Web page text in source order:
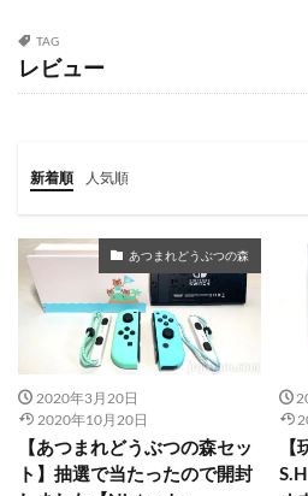
TAG
レビュー
新着順 人気順
あつまれどうぶつの森
2020年3月20日
2020年10月20日
【あつまれどうぶつの森セッ
ト】抽選で当たったので開封
【